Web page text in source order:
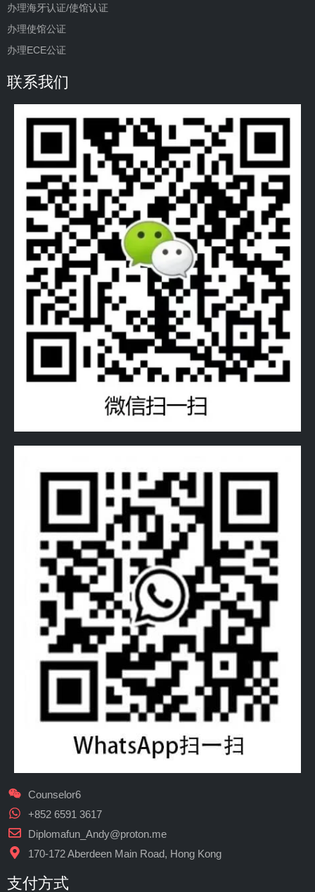
办理海牙认证/使馆认证
办理使馆公证
办理ECE公证
联系我们
Counselor6
+852 6591 3617
Diplomafun_Andy@proton.me
170-172 Aberdeen Main Road, Hong Kong
支付方式